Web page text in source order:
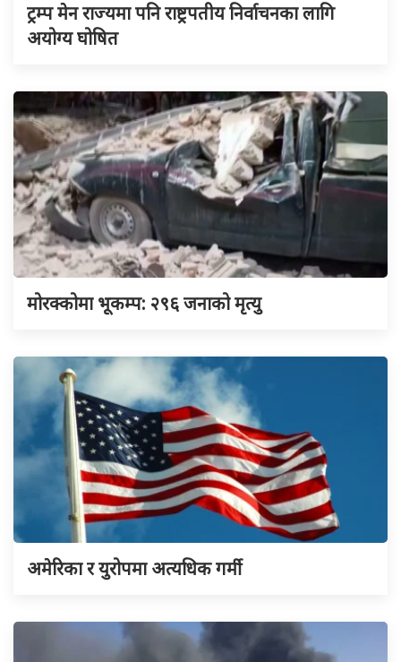
ट्रम्प मेन राज्यमा पनि राष्ट्रपतीय निर्वाचनका लागि
अयोग्य घोषित
मोरक्कोमा भूकम्प: २९६ जनाको मृत्यु
अमेरिका र युरोपमा अत्यधिक गर्मी